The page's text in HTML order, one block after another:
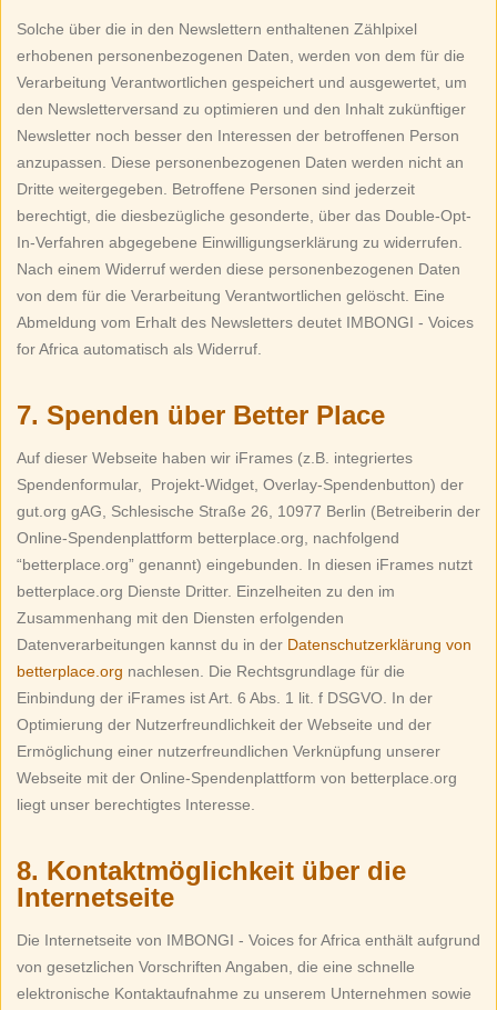
Solche über die in den Newslettern enthaltenen Zählpixel
erhobenen personenbezogenen Daten, werden von dem für die
Verarbeitung Verantwortlichen gespeichert und ausgewertet, um
den Newsletterversand zu optimieren und den Inhalt zukünftiger
Newsletter noch besser den Interessen der betroffenen Person
anzupassen. Diese personenbezogenen Daten werden nicht an
Dritte weitergegeben. Betroffene Personen sind jederzeit
berechtigt, die diesbezügliche gesonderte, über das Double-Opt-
In-Verfahren abgegebene Einwilligungserklärung zu widerrufen.
Nach einem Widerruf werden diese personenbezogenen Daten
von dem für die Verarbeitung Verantwortlichen gelöscht. Eine
Abmeldung vom Erhalt des Newsletters deutet IMBONGI - Voices
for Africa automatisch als Widerruf.
7. Spenden über Better Place
Auf dieser Webseite haben wir iFrames (z.B. integriertes
Spendenformular, Projekt-Widget, Overlay-Spendenbutton) der
gut.org gAG, Schlesische Straße 26, 10977 Berlin (Betreiberin der
Online-Spendenplattform betterplace.org, nachfolgend
“betterplace.org” genannt) eingebunden. In diesen iFrames nutzt
betterplace.org Dienste Dritter. Einzelheiten zu den im
Zusammenhang mit den Diensten erfolgenden
Datenverarbeitungen kannst du in der Datenschutzerklärung von
betterplace.org nachlesen. Die Rechtsgrundlage für die
Einbindung der iFrames ist Art. 6 Abs. 1 lit. f DSGVO. In der
Optimierung der Nutzerfreundlichkeit der Webseite und der
Ermöglichung einer nutzerfreundlichen Verknüpfung unserer
Webseite mit der Online-Spendenplattform von betterplace.org
liegt unser berechtigtes Interesse.
8. Kontaktmöglichkeit über die
Internetseite
Die Internetseite von IMBONGI - Voices for Africa enthält aufgrund
von gesetzlichen Vorschriften Angaben, die eine schnelle
elektronische Kontaktaufnahme zu unserem Unternehmen sowie